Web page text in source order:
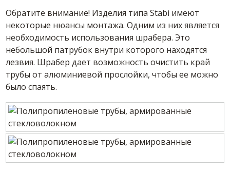
Обратите внимание! Изделия типа Stabi имеют
некоторые нюансы монтажа. Одним из них является
необходимость использования шрабера. Это
небольшой патрубок внутри которого находятся
лезвия. Шрабер дает возможность очистить край
трубы от алюминиевой прослойки, чтобы ее можно
было спаять.